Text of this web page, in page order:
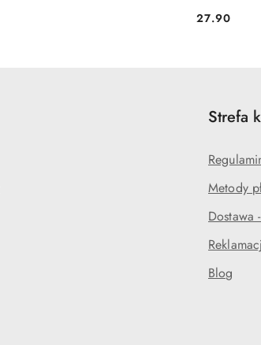
Cena:
27.90
Strefa
Metody
Dostawa
Blog